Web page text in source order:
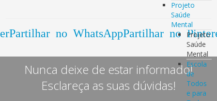
Projeto
Saúde
Mental
Projeto
Saúde
Mental
Escola
de
Todos
e para
Partilhar no WhatsAppPartilhar no
Nunca deixe de estar informado!
Esclareça as suas dúvidas!